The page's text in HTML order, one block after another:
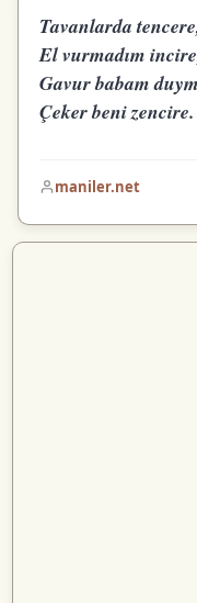
Tavanlarda
El vurmadım
Gavur babam
Çeker beni zencire.
maniler.net